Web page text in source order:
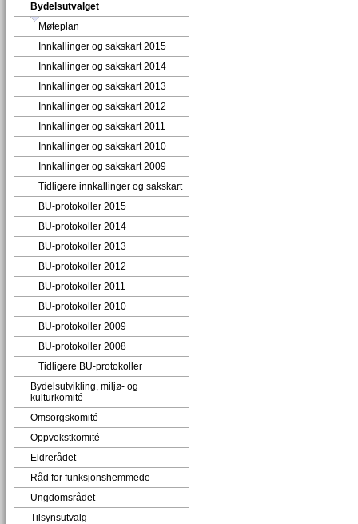
Bydelsutvalget
Møteplan
Innkallinger og sakskart 2015
Innkallinger og sakskart 2014
Innkallinger og sakskart 2013
Innkallinger og sakskart 2012
Innkallinger og sakskart 2011
Innkallinger og sakskart 2010
Innkallinger og sakskart 2009
Tidligere innkallinger og sakskart
BU-protokoller 2015
BU-protokoller 2014
BU-protokoller 2013
BU-protokoller 2012
BU-protokoller 2011
BU-protokoller 2010
BU-protokoller 2009
BU-protokoller 2008
Tidligere BU-protokoller
Bydelsutvikling, miljø- og
kulturkomité
Omsorgskomité
Oppvekstkomité
Eldrerådet
Råd for funksjonshemmede
Ungdomsrådet
Tilsynsutvalg